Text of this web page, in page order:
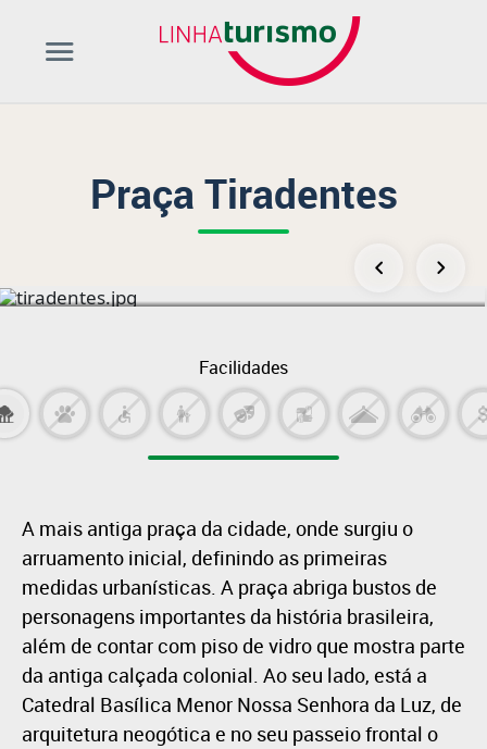
Praça Tiradentes
Facilidades
A mais antiga praça da cidade, onde surgiu o
arruamento inicial, definindo as primeiras
medidas urbanísticas. A praça abriga bustos de
personagens importantes da história brasileira,
além de contar com piso de vidro que mostra parte
da antiga calçada colonial. Ao seu lado, está a
Catedral Basílica Menor Nossa Senhora da Luz, de
arquitetura neogótica e no seu passeio frontal o